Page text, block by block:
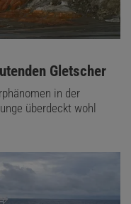
Gletscher
in der
überdeckt wohl